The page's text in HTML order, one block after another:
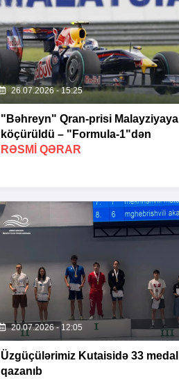
26.07.2026 - 15:25
"Bəhreyn" Qran-prisi Malayziyaya
köçürüldü – "Formula-1"dən
RƏSMI QƏRAR
20.07.2026 - 12:05
Üzgüçülərimiz Kutaisidə 33 medal
qazanıb